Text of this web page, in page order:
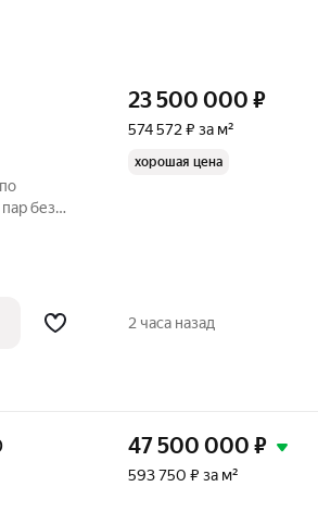
без
23 500 000 ₽
574 572 ₽ за м²
хорошая цена
2 часа назад
47 500 000 ₽
593 750 ₽ за м²